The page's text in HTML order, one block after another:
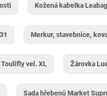
Kožená kabelka
Merkur, stavebnice,
vel. XL Žárovka
Sada hřebenů Market